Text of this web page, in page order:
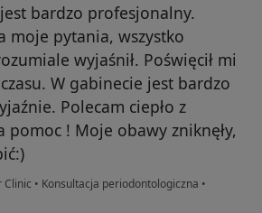
bardzo profesjonalny.
moje pytania, wszystko
wyjaśnił. Poświęcił mi
W gabinecie jest bardzo
Polecam ciepło z
pomoc ! Moje obawy zniknęły,
Clinic • Konsultacja periodontologiczna •